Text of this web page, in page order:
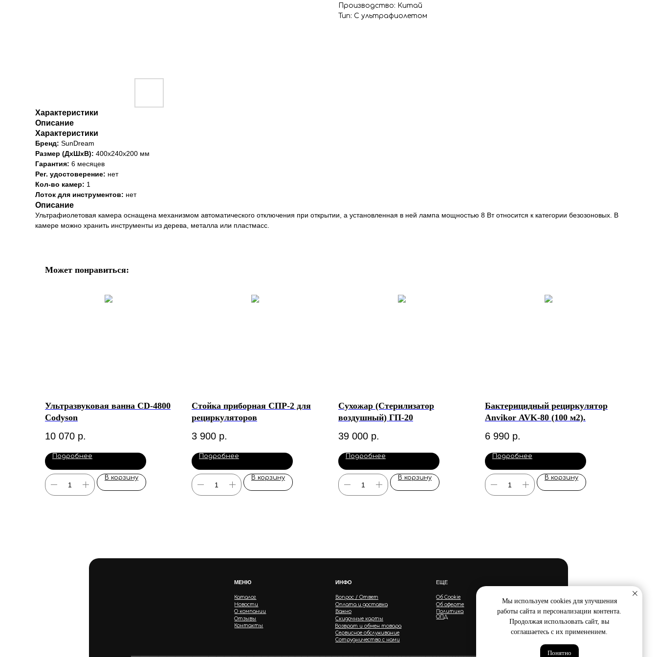
Производство: Китай
Тип: С ультрафиолетом
Характеристики
Описание
Характеристики
Бренд: SunDream
Размер (ДхШхВ): 400x240x200 мм
Гарантия: 6 месяцев
Рег. удостоверение: нет
Кол-во камер: 1
Лоток для инструментов: нет
Описание
Ультрафиолетовая камера оснащена механизмом автоматического отключения при открытии, а установленная в ней лампа мощностью 8 Вт относится к категории безозоновых. В
камере можно хранить инструменты из дерева, металла или пластмасс.
Может понравиться:
Ультразвуковая ванна CD-4800
Codyson
10 070 р.
Подробнее
В корзину
Стойка приборная СПР-2 для
рециркуляторов
3 900 р.
Подробнее
В корзину
Сухожар (Стерилизатор
воздушный) ГП-20
39 000 р.
Подробнее
В корзину
Бактерицидный рециркулятор
Anvikor AVK-80 (100 м2).
6 990 р.
Подробнее
В корзину
МЕНЮ
Каталог Вопрос / Ответ
Об Cookie
Новости
Оплата и доставка
Об оферте
О компании
Важно
Политика
ОПД
Отзывы
Скидочные карты
Контакты
Возврат и обмен товара
Сервисное обслуживание
Сотрудничество с нами
ИНФО ЕЩЕ
Мы используем cookies для улучшения
работы сайта и персонализации контента.
Продолжая использовать сайт, вы
соглашаетесь с их применением.
Понятно